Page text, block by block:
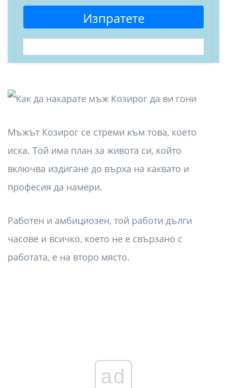
Изпратете
Мъжът Козирог се стреми към това, което
иска. Той има план за живота си, който
включва издигане до върха на каквато и
професия да намери.
Работен и амбициозен, той работи дълги
часове и всичко, което не е свързано с
работата, е на второ място.
ad